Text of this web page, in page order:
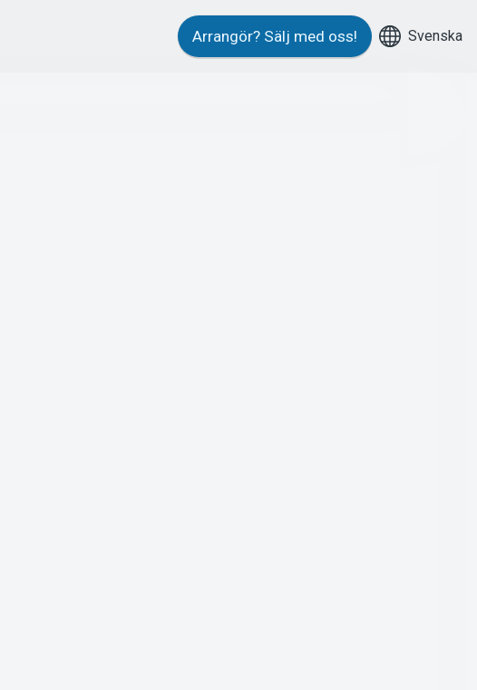
Arrangör? Sälj med oss! Svenska